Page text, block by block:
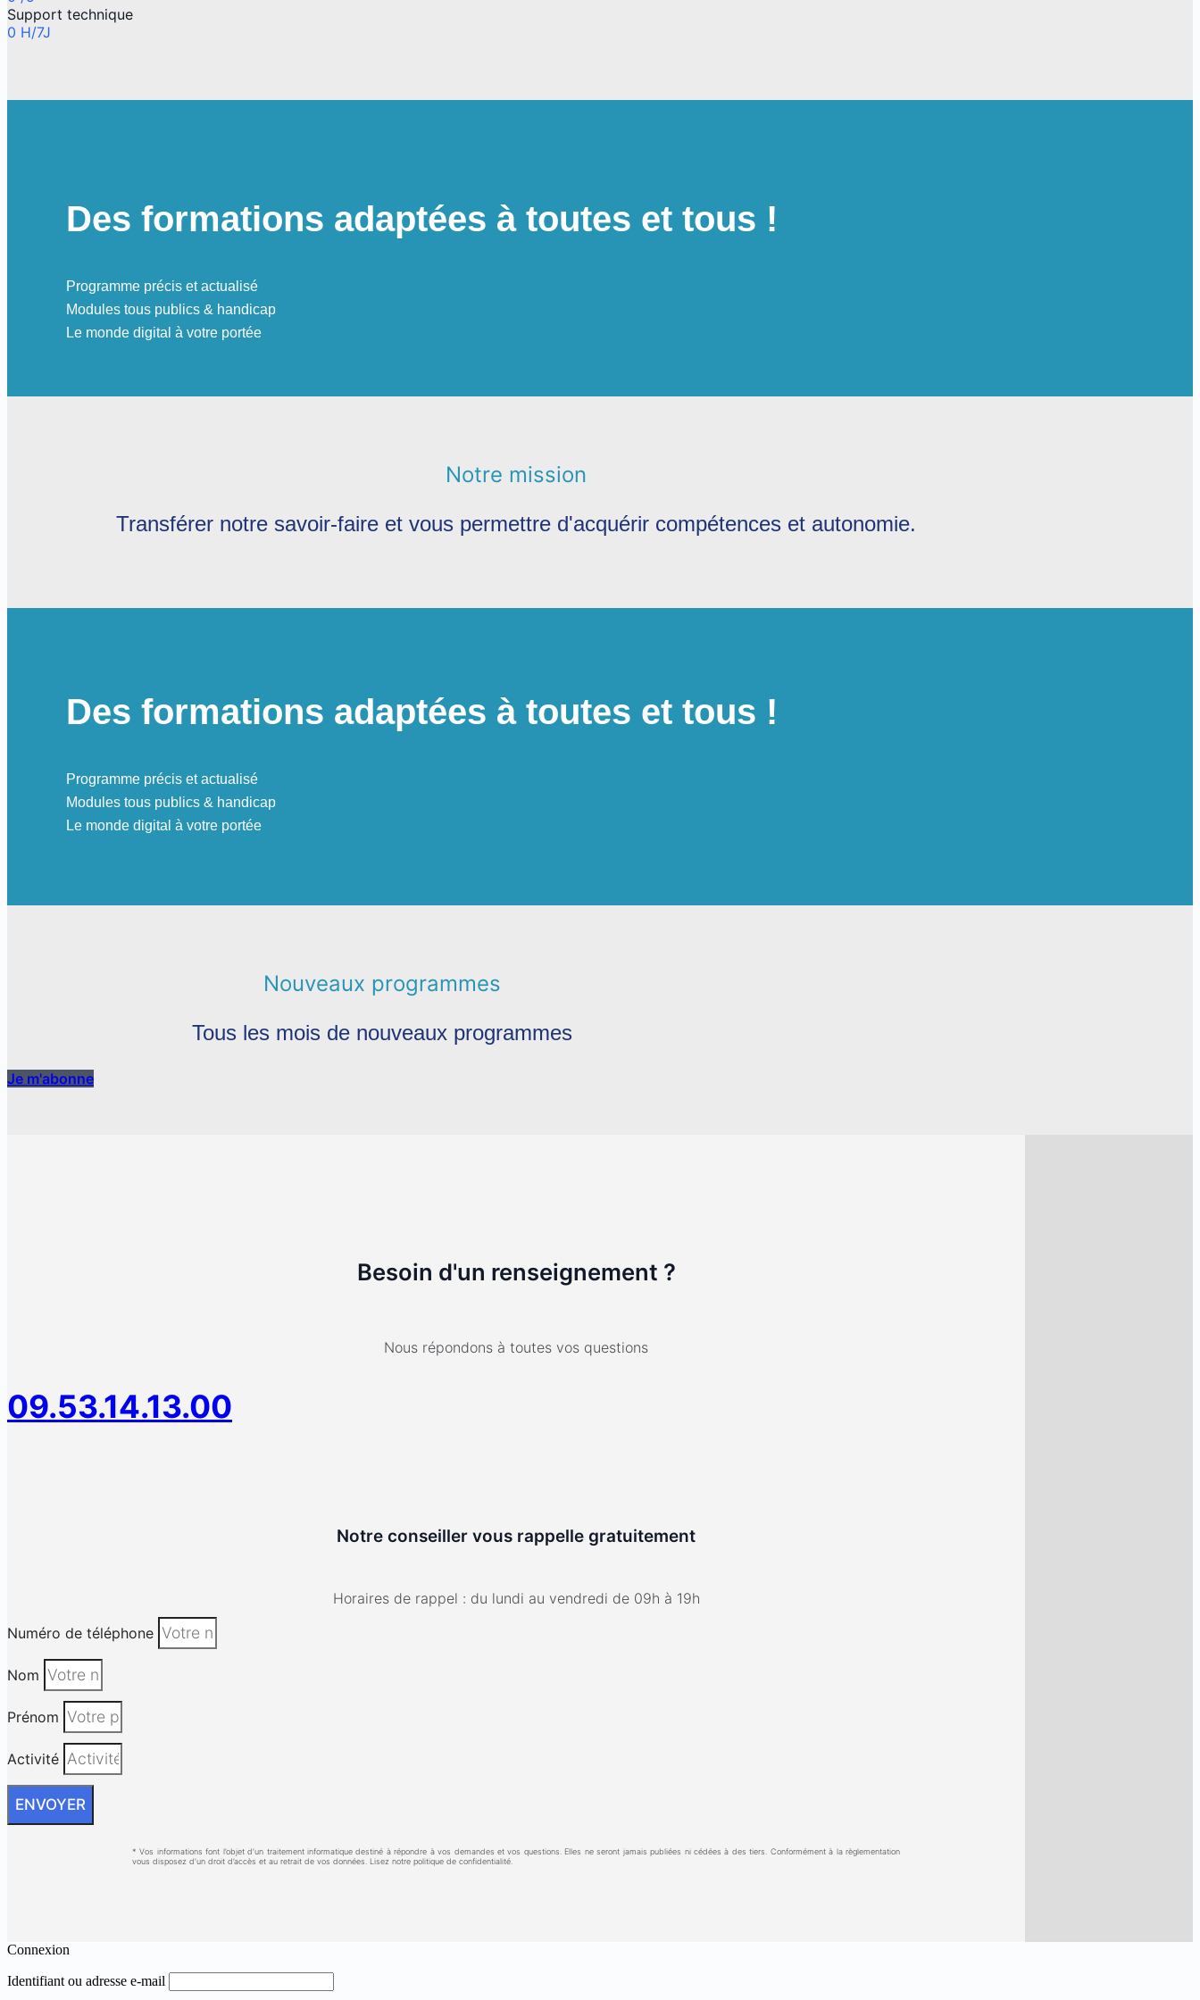
Support technique
0 H/7J
Des formations adaptées à toutes et tous !
Programme précis et actualisé
Modules tous publics & handicap
Le monde digital à votre portée
Notre mission
Transférer notre savoir-faire et vous permettre d'acquérir compétences et autonomie.
Des formations adaptées à toutes et tous !
Programme précis et actualisé
Modules tous publics & handicap
Le monde digital à votre portée
Nouveaux programmes
Tous les mois de nouveaux programmes
Je m'abonne
Besoin d'un renseignement ?
Nous répondons à toutes vos questions
09.53.14.13.00
Notre conseiller vous rappelle gratuitement
Horaires de rappel : du lundi au vendredi de 09h à 19h
Numéro de téléphone
Nom
Prénom
Activité
ENVOYER
* Vos informations font l’objet d’un traitement informatique destiné à répondre à vos demandes et vos questions. Elles ne seront jamais publiées ni cédées à des tiers. Conformément à la règlementation
vous disposez d’un droit d’accès et au retrait de vos données. Lisez notre politique de confidentialité.
Connexion
Identifiant ou adresse e-mail